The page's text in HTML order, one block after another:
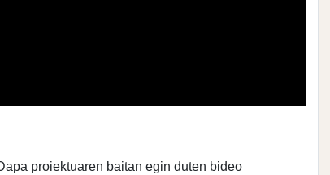
proiektuaren baitan egin duten bideo